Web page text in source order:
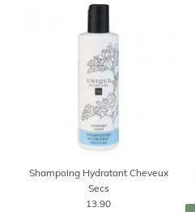
Shampoing Hydratant Cheveux
Secs
13.90